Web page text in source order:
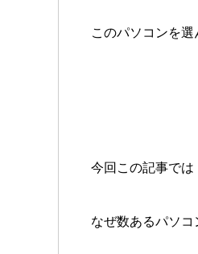
このパソコンを
今回この記事では
なぜ数あるパソコ